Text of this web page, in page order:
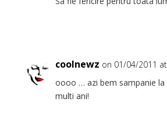
coolnewz on 01/04/2011
oooo … azi bem sampanie la
multi ani!